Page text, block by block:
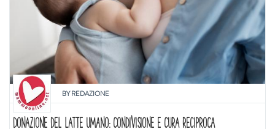
BYREDAZIONE
DONAZIONE DEL LATTE UMANO: CONDIVISIONE E CURA RECIPROCA